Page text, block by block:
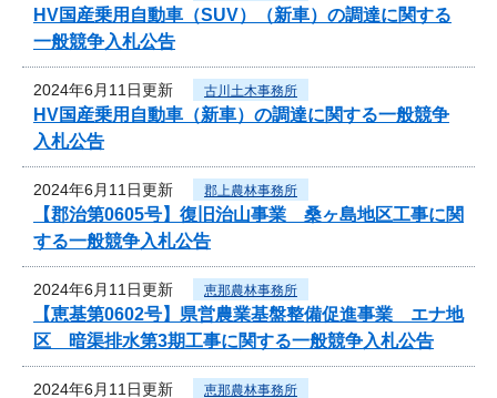
HV国産乗用自動車（SUV）（新車）の調達に関する
一般競争入札公告
2024年6月11日更新 古川土木事務所
HV国産乗用自動車（新車）の調達に関する一般競争
入札公告
2024年6月11日更新 郡上農林事務所
【郡治第0605号】復旧治山事業 桑ヶ島地区工事に関
する一般競争入札公告
2024年6月11日更新 恵那農林事務所
【恵基第0602号】県営農業基盤整備促進事業 エナ地
区 暗渠排水第3期工事に関する一般競争入札公告
2024年6月11日更新 恵那農林事務所